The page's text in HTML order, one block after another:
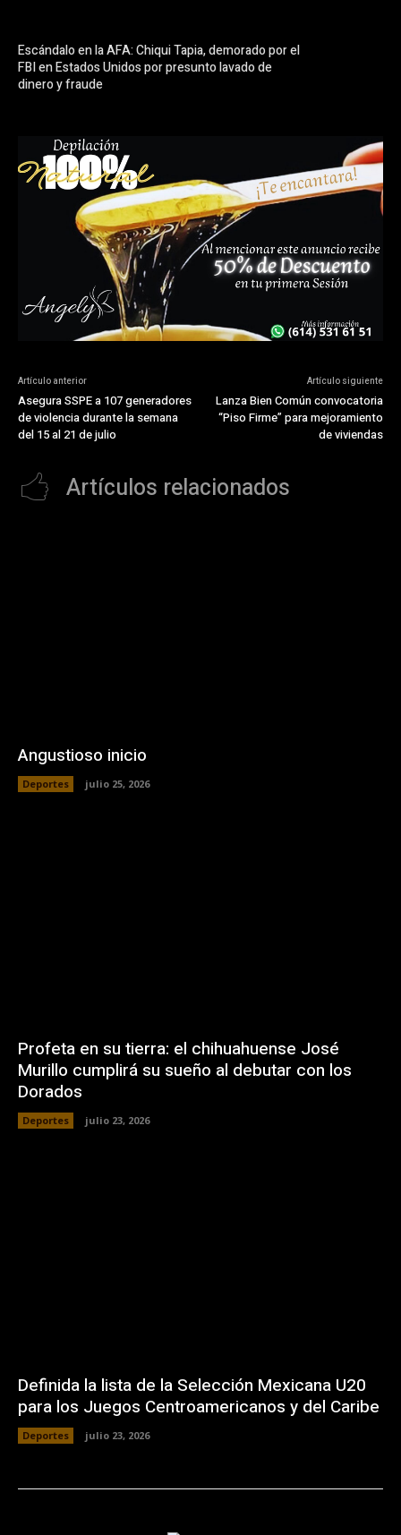
Escándalo en la AFA: Chiqui Tapia, demorado por el
FBI en Estados Unidos por presunto lavado de
dinero y fraude
Artículo anterior
Asegura SSPE a 107 generadores
de violencia durante la semana
del 15 al 21 de julio
Artículo siguiente
Lanza Bien Común convocatoria
“Piso Firme” para mejoramiento
de viviendas
Artículos relacionados
Angustioso inicio
Deportes julio 25, 2026
Profeta en su tierra: el chihuahuense José
Murillo cumplirá su sueño al debutar con los
Dorados
Deportes julio 23, 2026
Definida la lista de la Selección Mexicana U20
para los Juegos Centroamericanos y del Caribe
Deportes julio 23, 2026